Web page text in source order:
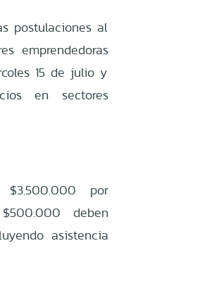
postulaciones al
emprendedoras
15 de julio y
en sectores
por
deben
asistencia